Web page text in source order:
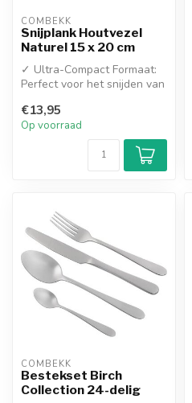
COMBEKK
Snijplank Houtvezel
Naturel 15 x 20 cm
✓ Ultra-Compact Formaat:
Perfect voor het snijden van
€13,95
Op voorraad
COMBEKK
Bestekset Birch
Collection 24-delig